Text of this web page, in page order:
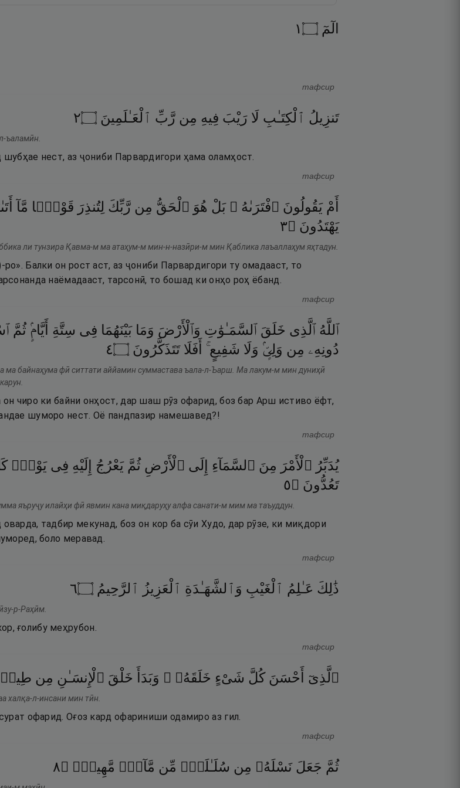
الٓمٓ ۝١
тафсир
تَنزِيلُ ٱلْكِتَـٰبِ لَا رَيْبَ فِيهِ مِن رَّبِّ ٱلْعَـٰلَمِينَ ۝٢
ъаламӣн.
нест, аз ҷониби Парвардигори ҳама оламҳост.
тафсир
أَمْ يَقُولُونَ ٱفْتَرَىٰهُ ۚ بَلْ هُوَ ٱلْحَقُّ مِن رَّبِّكَ لِتُنذِرَ قَوْمًۭا مَّآ
يَهْتَدُونَ ۝٣
ли тунзира Қавма-м ма атаҳум-м мин-н-назӣри-м мин Қаблика лаъаллаҳум яҳтадун.
Балки он рост аст, аз ҷониби Парвардигори ту омадааст, то
наёмадааст, тарсонӣ, то бошад ки онҳо роҳ ёбанд.
тафсир
ٱللَّهُ ٱلَّذِى خَلَقَ ٱلسَّمَـٰوَٰتِ وَٱلْأَرْضَ وَمَا بَيْنَهُمَا فِى سِتَّةِ أَيَّامٍۢ ثُمَّ
دُونِهِۦ مِن وَلِىٍّۢ وَلَا شَفِيعٍ ۚ أَفَلَا تَتَذَكَّرُونَ ۝٤
ма байнаҳума фӣ ситтати аййамин суммастава ъала-л-Ъарш. Ма лакум-м мин дуниҳӣ
чиро ки байни онҳост, дар шаш рӯз офарид, боз бар Арш истиво ёфт,
шуморо нест. Оё пандпазир намешавед?!
тафсир
يُدَبِّرُ ٱلْأَمْرَ مِنَ ٱلسَّمَآءِ إِلَى ٱلْأَرْضِ ثُمَّ يَعْرُجُ إِلَيْهِ فِى يَوْمٍۢ
تَعُدُّونَ ۝٥
яъруҷу илайҳи фӣ явмин кана миқдаруҳу алфа санати-м мим ма таъуддун.
тадбир мекунад, боз он кор ба сӯи Худо, дар рӯзе, ки миқдори
боло меравад.
тафсир
ذَٰلِكَ عَـٰلِمُ ٱلْغَيْبِ وَٱلشَّهَـٰدَةِ ٱلْعَزِيزُ ٱلرَّحِيمُ ۝٦
р-Раҳӣм.
ғолибу меҳрубон.
тафсир
ٱلَّذِىٓ أَحْسَنَ كُلَّ شَىْءٍ خَلَقَهُۥ ۖ وَبَدَأَ خَلْقَ ٱلْإِنسَـٰنِ مِن
халқа-л-инсани мин тӣн.
офарид. Оғоз кард офариниши одамиро аз гил.
тафсир
ثُمَّ جَعَلَ نَسْلَهُۥ مِن سُلَـٰلَةٍۢ مِّن مَّآءٍۢ مَّهِينٍۢ ۝٨